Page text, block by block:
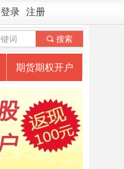
登录 注册
끠 搜索
期货期权开户